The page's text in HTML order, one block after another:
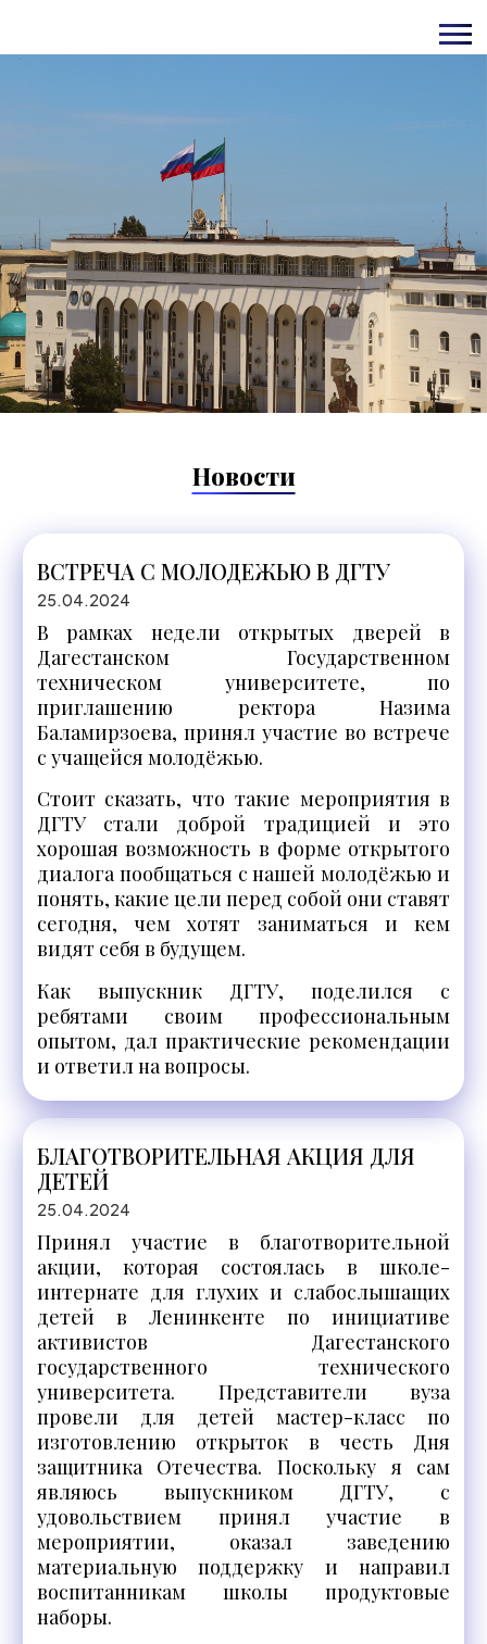
Новости
ВСТРЕЧА С МОЛОДЕЖЬЮ В ДГТУ
25.04.2024
В рамках недели открытых дверей в
Дагестанском Государственном
техническом университете, по
приглашению ректора Назима
Баламирзоева, принял участие во встрече
с учащейся молодёжью.
Стоит сказать, что такие мероприятия в
ДГТУ стали доброй традицией и это
хорошая возможность в форме открытого
диалога пообщаться с нашей молодёжью и
понять, какие цели перед собой они ставят
сегодня, чем хотят заниматься и кем
видят себя в будущем.
Как выпускник ДГТУ, поделился с
ребятами своим профессиональным
опытом, дал практические рекомендации
и ответил на вопросы.
БЛАГОТВОРИТЕЛЬНАЯ АКЦИЯ ДЛЯ
ДЕТЕЙ
25.04.2024
Принял участие в благотворительной
акции, которая состоялась в школе-
интернате для глухих и слабослышащих
детей в Ленинкенте по инициативе
активистов Дагестанского
государственного технического
университета. Представители вуза
провели для детей мастер-класс по
изготовлению открыток в честь Дня
защитника Отечества. Поскольку я сам
являюсь выпускником ДГТУ, с
удовольствием принял участие в
мероприятии, оказал заведению
материальную поддержку и направил
воспитанникам школы продуктовые
наборы.